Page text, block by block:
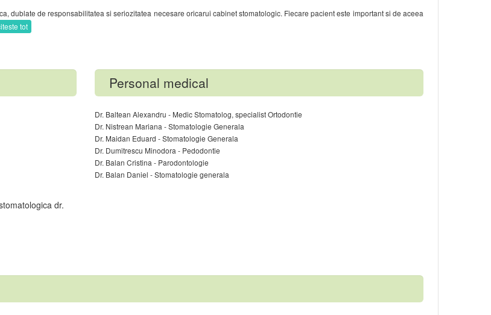
dublate de responsabilitatea si seriozitatea necesare oricarui cabinet stomatologic. Fiecare pacient este important si de aceea
tot
dr.
Personal medical
Dr. Baltean Alexandru - Medic Stomatolog, specialist Ortodontie
Dr. Nistrean Mariana - Stomatologie Generala
Dr. Maidan Eduard - Stomatologie Generala
Dr. Dumitrescu Minodora - Pedodontie
Dr. Balan Cristina - Parodontologie
Dr. Balan Daniel - Stomatologie generala